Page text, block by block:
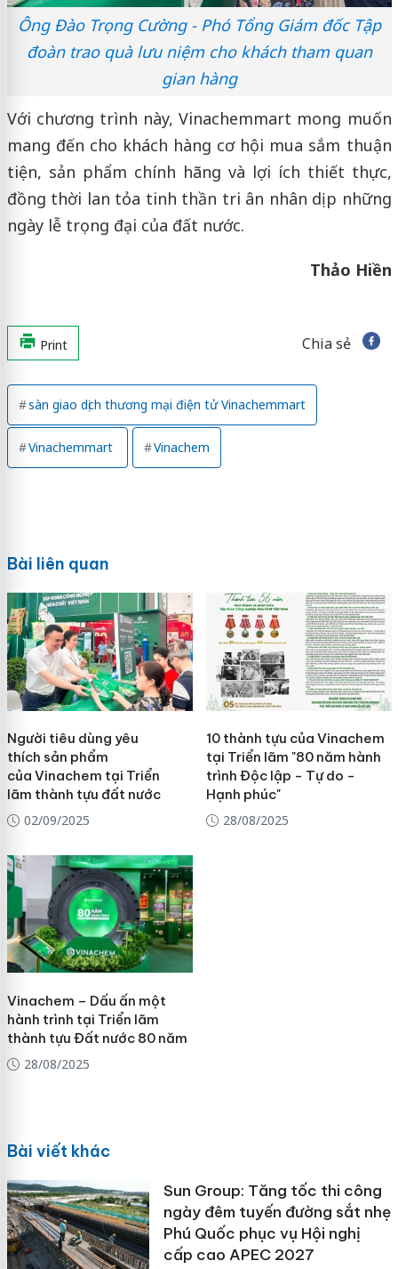
Ông Đào Trọng Cường - Phó Tổng Giám đốc Tập
đoàn trao quà lưu niệm cho khách tham quan
gian hàng
Với chương trình này, Vinachemmart mong muốn
mang đến cho khách hàng cơ hội mua sắm thuận
tiện, sản phẩm chính hãng và lợi ích thiết thực,
đồng thời lan tỏa tinh thần tri ân nhân dịp những
ngày lễ trọng đại của đất nước.
Thảo Hiền
Print Chia sẻ
sàn giao dịch thương mại điện tử Vinachemmart
Vinachemmart Vinachem
Bài liên quan
Người tiêu dùng yêu
thích sản phẩm
của Vinachem tại Triển
lãm thành tựu đất nước
02/09/2025
10 thành tựu của Vinachem
tại Triển lãm "80 năm hành
trình Độc lập - Tự do -
Hạnh phúc"
28/08/2025
Vinachem – Dấu ấn một
hành trình tại Triển lãm
thành tựu Đất nước 80 năm
28/08/2025
Bài viết khác
Sun Group: Tăng tốc thi công
ngày đêm tuyến đường sắt nhẹ
Phú Quốc phục vụ Hội nghị
cấp cao APEC 2027